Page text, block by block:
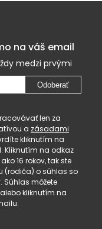
na váš email
medzi prvými
Odoberať
len za
a zásadami
kliknutím na
Kliknutím na odkaz
16 rokov, tak ste
(rodiča) o súhlas so
môžete
kliknutím na